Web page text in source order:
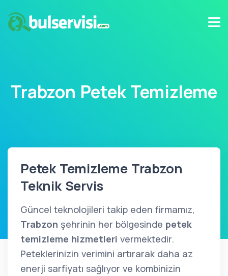
Trabzon Petek Temizleme
Petek Temizleme Trabzon
Teknik Servis
Güncel teknolojileri takip eden firmamız,
Trabzon şehrinin her bölgesinde petek
temizleme hizmetleri vermektedir.
Peteklerinizin verimini artırarak daha az
enerji sarfiyatı sağlıyor ve kombinizin